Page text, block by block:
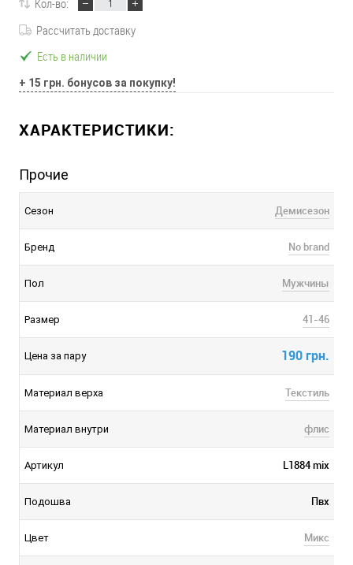
Кол-во:
Рассчитать доставку
Есть в наличии
+ 15 грн. бонусов за покупку!
ХАРАКТЕРИСТИКИ:
Прочие
Сезон Демисезон
Бренд No brand
Пол Мужчины
Размер 41-46
Цена за пару 190 грн.
Материал верха Текстиль
Материал внутри флис
Артикул L1884 mix
Подошва Пвх
Цвет Микс